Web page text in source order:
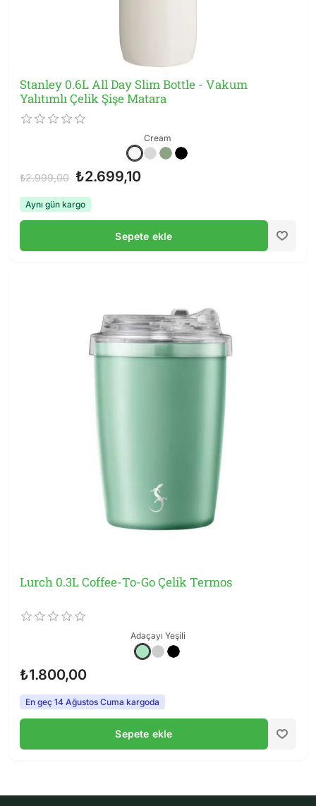
Stanley 0.6L All Day Slim Bottle - Vakum
Yalıtımlı Çelik Şişe Matara
Cream
₺2.999,00 ₺2.699,10
Aynı gün kargo
Sepete ekle
Lurch 0.3L Coffee-To-Go Çelik Termos
Adaçayı Yeşili
₺1.800,00
En geç 14 Ağustos Cuma kargoda
Sepete ekle